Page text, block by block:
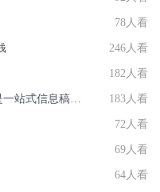
78人看
246人看
182人看
[营销技巧]媒体采购的智慧软文网是一站式信息稿软文发表宣传平台 183人看
72人看
69人看
64人看